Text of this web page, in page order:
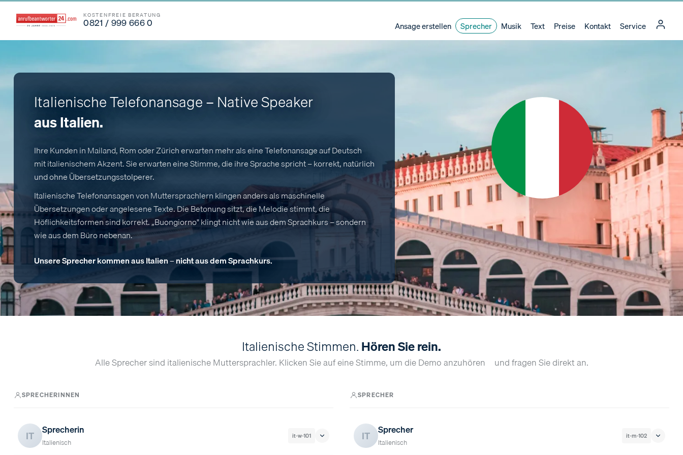
KOSTENFREIE BERATUNG
0821 / 999 666 0 Ansage erstellen Sprecher Musik Text Preise Kontakt Service
Italienische Telefonansage – Native Speaker
aus Italien.
Ihre Kunden in Mailand, Rom oder Zürich erwarten mehr als eine Telefonansage auf Deutsch
mit italienischem Akzent. Sie erwarten eine Stimme, die ihre Sprache spricht – korrekt, natürlich
und ohne Übersetzungsstolperer.
Italienische Telefonansagen von Muttersprachlern klingen anders als maschinelle
Übersetzungen oder angelesene Texte. Die Betonung sitzt, die Melodie stimmt, die
Höflichkeitsformen sind korrekt. „Buongiorno" klingt nicht wie aus dem Sprachkurs – sondern
wie aus dem Büro nebenan.
Unsere Sprecher kommen aus Italien – nicht aus dem Sprachkurs.
Italienische Stimmen.Hören Sie rein.
Alle Sprecher sind italienische Muttersprachler. Klicken Sie auf eine Stimme, um die Demo anzuhören – und fragen Sie direkt an.
SPRECHERINNEN
IT Sprecherin
Italienisch
it-w-101
SPRECHER
IT Sprecher
Italienisch
it-m-102